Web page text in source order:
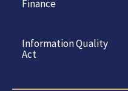
Finance
Information Quality
Act